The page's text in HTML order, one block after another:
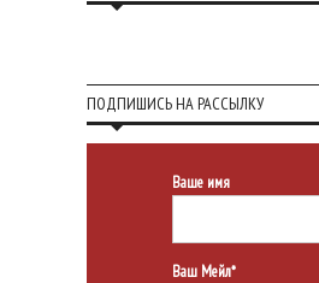
ПОДПИШИСЬ НА РАССЫЛКУ
Ваше имя
Ваш Мейл*